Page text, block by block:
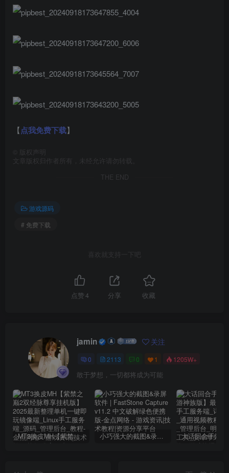
【点我免费下载】
版权声明
文章版权归作者所有，未经允许请勿转载。
THE END
游戏源码
# 免费下载
喜欢就支持一下吧
点赞4 分享 收藏
jamin 关注
0 2113 0 1 1205W+
敢于梦想，一切都将成为可能
MT3换皮MH【紫禁之巅2双经脉尊享挂机版】2025最新整理单机一键即玩镜像端_Linux手工服务端_源码_管理后台_教程 小巧强大的截图&录屏软件 | FastStone Capture v11.2 中文破解绿色便携版